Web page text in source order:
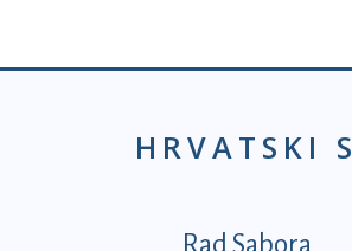
HRVATSKI
Rad Sabora